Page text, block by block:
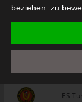
ES
22 Aug. 2026
ES
beziehen, zu
Arbeitsleistung,
Vorlieben,
oder Ortswechsel